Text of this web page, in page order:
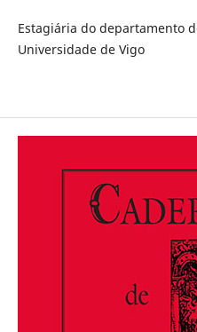
Estagiária do departamento
Universidade de Vigo